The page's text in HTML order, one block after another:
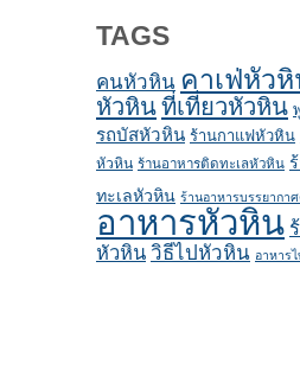
TAGS
คนหัวหิน คาเฟ่หัว
หัวหินที่เที่ยวหัวหิน
รถบัสหัวหิน ร้านกาแฟหัวหิน
หัวหิน ร้านอาหารติดทะเลหัวหิน
ทะเลหัวหิน ร้านอาหารบรรยากา
อาหารหัวหิน
หัวหิน วิธีไปหัวหิน อาหาร